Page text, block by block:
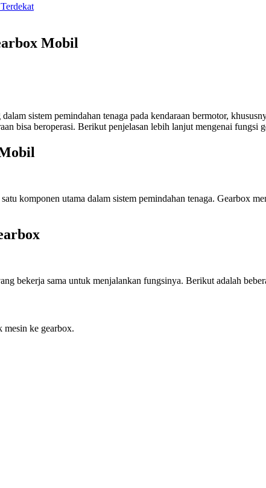
Mobil
sistem pemindahan tenaga pada kendaraan bermotor,
bisa beroperasi. Berikut penjelasan lebih lanjut mengenai fungsi
komponen utama dalam sistem pemindahan tenaga. Gearbox
bekerja sama untuk menjalankan fungsinya. Berikut adalah
mesin ke gearbox.